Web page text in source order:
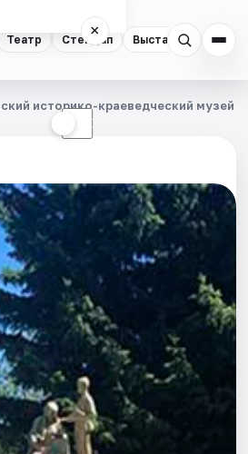
Театр Стендап Выставки
×
☾
историко-краеведческий музей